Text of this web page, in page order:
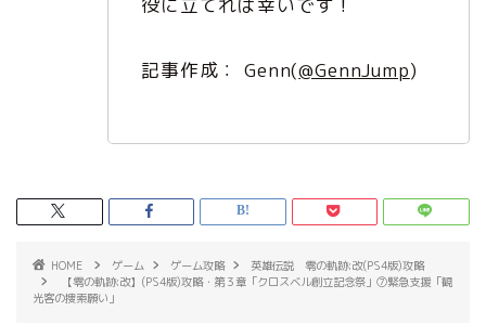
役に立てれば幸いです！
記事作成： Genn(@GennJump)
HOME ゲーム ゲーム攻略
英雄伝説 零の軌跡:改(PS4版)攻略
【零の軌跡:改】(PS4版)攻略・第３章「クロスベル創立記念祭」⑦緊急支援「観
光客の捜索願い」